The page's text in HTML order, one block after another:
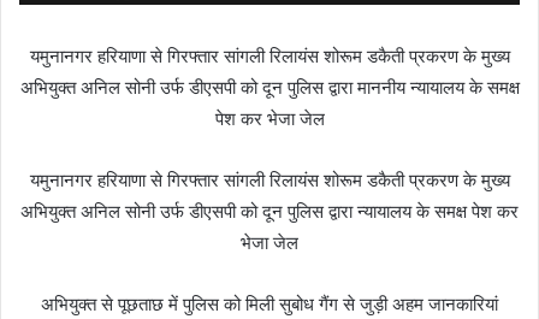
यमुनानगर हरियाणा से गिरफ्तार सांगली रिलायंस शोरूम डकैती प्रकरण के मुख्य
अभियुक्त अनिल सोनी उर्फ डीएसपी को दून पुलिस द्वारा माननीय न्यायालय के समक्ष
पेश कर भेजा जेल
यमुनानगर हरियाणा से गिरफ्तार सांगली रिलायंस शोरूम डकैती प्रकरण के मुख्य
अभियुक्त अनिल सोनी उर्फ डीएसपी को दून पुलिस द्वारा न्यायालय के समक्ष पेश कर
भेजा जेल
अभियुक्त से पूछताछ में पुलिस को मिली सुबोध गैंग से जुड़ी अहम जानकारियां